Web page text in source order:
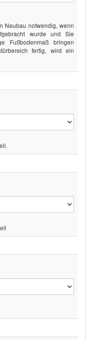
Neubau notwendig, wenn
wurde und Sie
Fußbodenmaß bringen
fertig, wird ein